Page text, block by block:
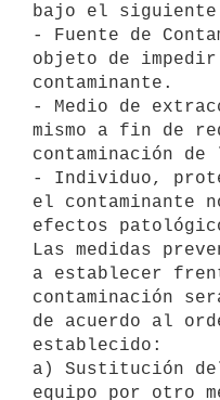
bajo el
- Fuente de
objeto de
contaminante.
- Medio de
mismo a fin de
contaminación
- Individuo,
el contaminante
efectos
Las medidas
a establecer
contaminación
de acuerdo al
establecido:
a) Sustitución
equipo por otro